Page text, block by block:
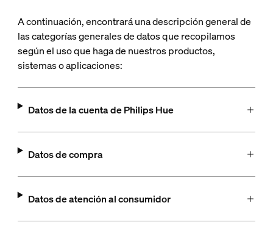
A continuación, encontrará una descripción general de
las categorías generales de datos que recopilamos
según el uso que haga de nuestros productos,
sistemas o aplicaciones:
Datos de la cuenta de Philips Hue
Datos de compra
Datos de atención al consumidor